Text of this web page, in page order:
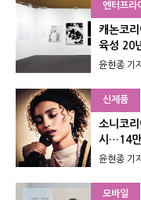
엔터프라
캐논코
육성 20
윤현종 기
신제품
소니코
시…14
윤현종 기
모바일